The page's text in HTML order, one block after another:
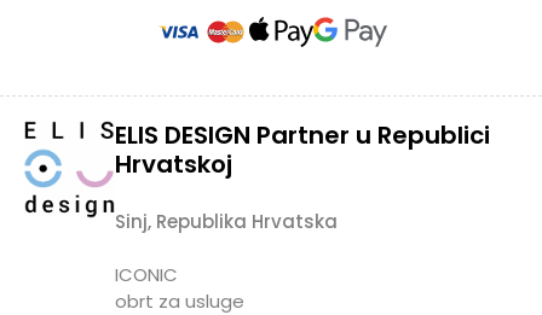
ELIS DESIGN Partner u Republici
Hrvatskoj
Sinj, Republika Hrvatska
ICONIC
obrt za usluge